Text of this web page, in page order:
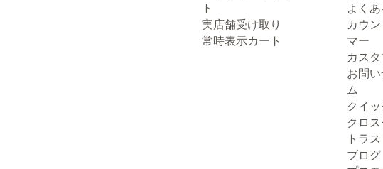
ト
実店舗受け取り
常時表示カート
よく
カウ
マー
カス
お問
ム
クイ
クロ
トラ
ブログ